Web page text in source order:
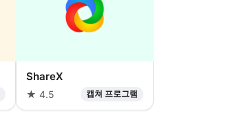
ShareX
★ 4.5 캡쳐 프로그램